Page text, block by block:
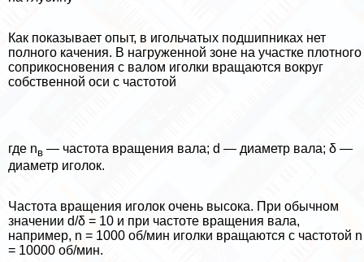
Как показывает опыт, в игольчатых подшипниках нет
полного качения. В нагруженной зоне на участке плотного
соприкосновения с валом иголки вращаются вокруг
собственной оси с частотой
где nв — частота вращения вала; d — диаметр вала; δ —
диаметр иголок.
Частота вращения иголок очень высока. При обычном
значении d/δ = 10 и при частоте вращения вала,
например, n = 1000 об/мин иголки вращаются с частотой n
= 10000 об/мин.